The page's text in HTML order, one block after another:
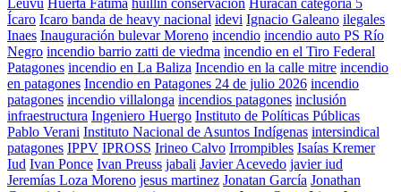
Leuvú Huerta Fatima huillín conservación Huracan categoria 5
Ícaro Icaro banda de heavy nacional idevi Ignacio Galeano ilegales
Inaes Inauguración bulevar Moreno incendio incendio auto PS Río
Negro incendio barrio zatti de viedma incendio en el Tiro Federal
Patagones incendio en La Baliza Incendio en la calle mitre incendio
en patagones Incendio en Patagones 24 de julio 2026 incendio
patagones incendio villalonga incendios patagones inclusión
infraestructura Ingeniero Huergo Instituto de Políticas Públicas
Pablo Verani Instituto Nacional de Asuntos Indígenas intersindical
patagones IPPV IPROSS Irineo Calvo Irrompibles Isaías Kremer
Iud Ivan Ponce Ivan Preuss jabali Javier Acevedo javier iud
Jeremías Loza Moreno jesus martinez Jonatan García Jonathan